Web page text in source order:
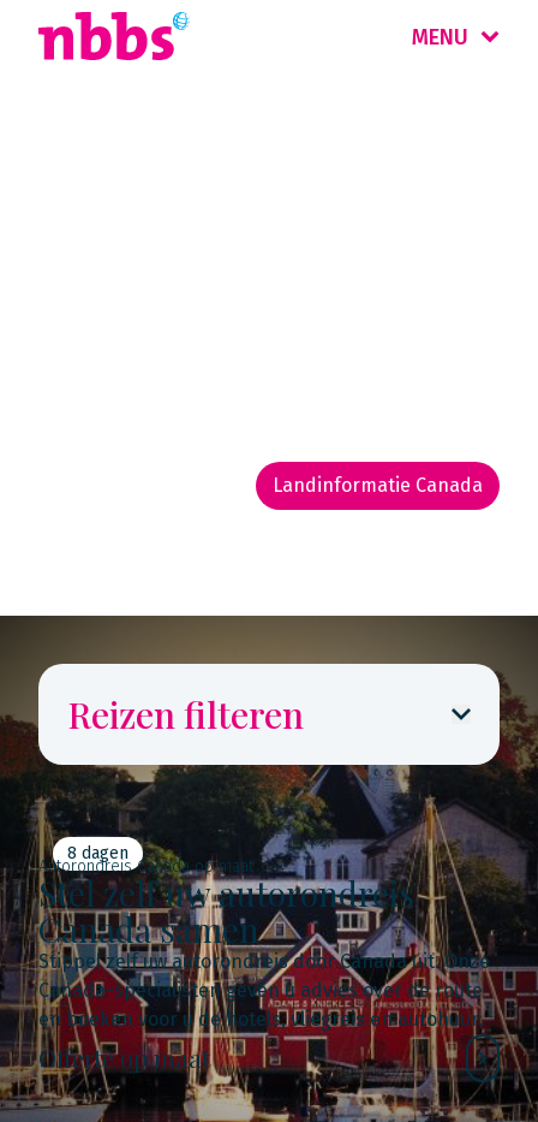
MENU
Landinformatie Canada
Reizen filteren
8 dagen
Autorondreis Canada op maat
Stel zelf uw autorondreis
Canada samen
Stippel zelf uw autorondreis door Canada uit. Onze
Canada-specialisten geven u advies over de route
en boeken voor u de hotels, vliegreis en autohuur.
Offerte op maat